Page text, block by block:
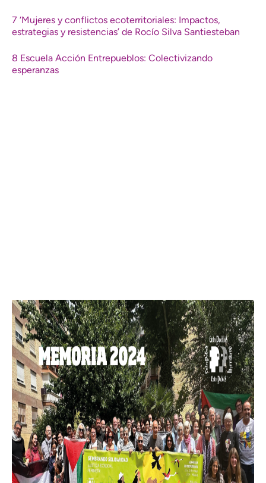
7 ‘Mujeres y conflictos ecoterritoriales: Impactos,
estrategias y resistencias’ de Rocío Silva Santiesteban
8 Escuela Acción Entrepueblos: Colectivizando
esperanzas